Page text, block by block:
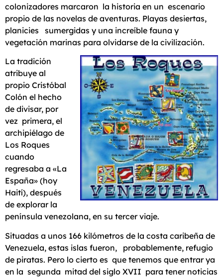
colonizadores marcaron la historia en un escenario
propio de las novelas de aventuras. Playas desiertas,
planicies sumergidas y una increíble fauna y
vegetación marinas para olvidarse de la civilización.
La tradición
atribuye al
propio Cristóbal
Colón el hecho
de divisar, por
vez primera, el
archipiélago de
Los Roques
cuando
regresaba a «La
España» (hoy
Haití), después
de explorar la
península venezolana, en su tercer viaje.
Situadas a unos 166 kilómetros de la costa caribeña de
Venezuela, estas islas fueron, probablemente, refugio
de piratas. Pero lo cierto es que tenemos que entrar ya
en la segunda mitad del siglo XVII para tener noticias